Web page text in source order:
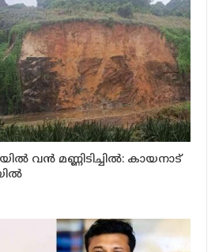
വൻ മണ്ണിടിച്ചിൽ: കായനാട്